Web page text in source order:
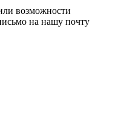
возможности
на нашу почту